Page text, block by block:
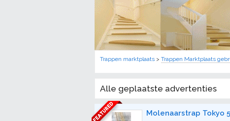
Trappen marktplaats > Trappen Marktplaats
Alle geplaatste advertenties
Molenaarstrap Tokyo